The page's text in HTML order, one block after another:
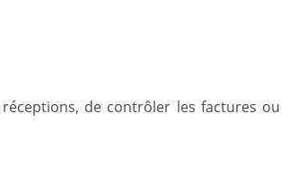
de contrôler les factures ou